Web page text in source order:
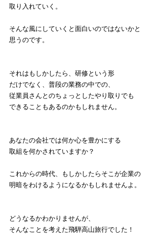
取り入れていく。
そんな風にしていくと面白いのではないかと
思うのです。
それはもしかしたら、研修という形
だけでなく、普段の業務の中での、
従業員さんとのちょっとしたやり取りでも
できることもあるのかもしれません。
あなたの会社では何か心を豊かにする
取組を何かされていますか？
これからの時代、もしかしたらそこが企業の
明暗をわけるようになるかもしれませんよ。
どうなるかわかりませんが、
そんなことを考えた飛騨高山旅行でした！